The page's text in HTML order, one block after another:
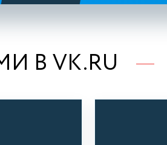
В VK.RU